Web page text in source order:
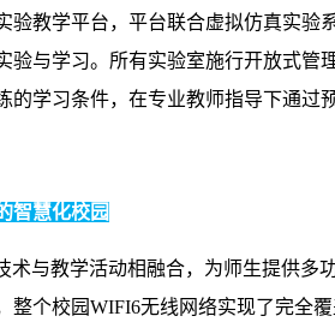
验教学平台，平台联合虚拟仿真实验
验与学习。所有实验室施行开放式管
的学习条件，在专业教师指导下通过
智慧化校园
术与教学活动相融合，为师生提供多
整个校园WIFI6无线网络实现了完全